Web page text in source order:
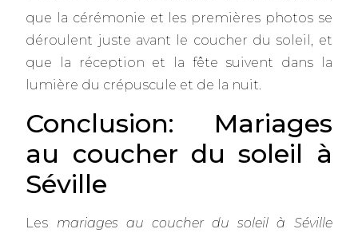
que la cérémonie et les premières photos se
déroulent juste avant le coucher du soleil, et
que la réception et la fête suivent dans la
lumière du crépuscule et de la nuit.
Conclusion: Mariages
au coucher du soleil à
Séville
Les mariages au coucher du soleil à Séville